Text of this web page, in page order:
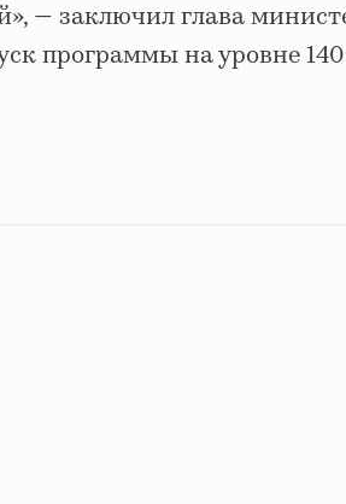
— заключил глава
программы на уровне